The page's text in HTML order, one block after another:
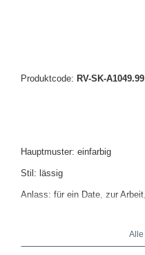
Produktcode: RV-SK-A1049.99
Hauptmuster: einfarbig
Stil: lässig
Anlass: für ein Date, zur
Das Model trägt die Größe S/
Brust 90 cm, Taille 62 cm,
Alle